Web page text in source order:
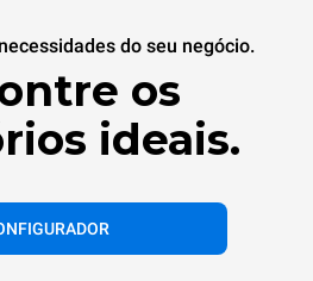
do seu negócio.
os
ideais.